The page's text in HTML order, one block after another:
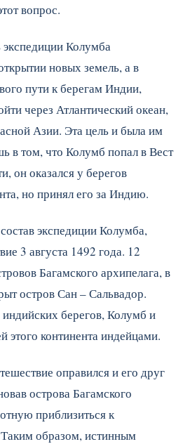
вопрос.
экспедиции Колумба
новых земель, а в
пути к берегам Индии,
через Атлантический океан,
Азии. Эта цель и была им
в том, что Колумб попал в Вест
он оказался у берегов
но принял его за Индию.
экспедиции Колумба,
3 августа 1492 года. 12
Багамского архипелага, в
остров Сан – Сальвадор.
берегов, Колумб и
этого континента индейцами.
оправился и его друг
острова Багамского
приблизиться к
образом, истинным